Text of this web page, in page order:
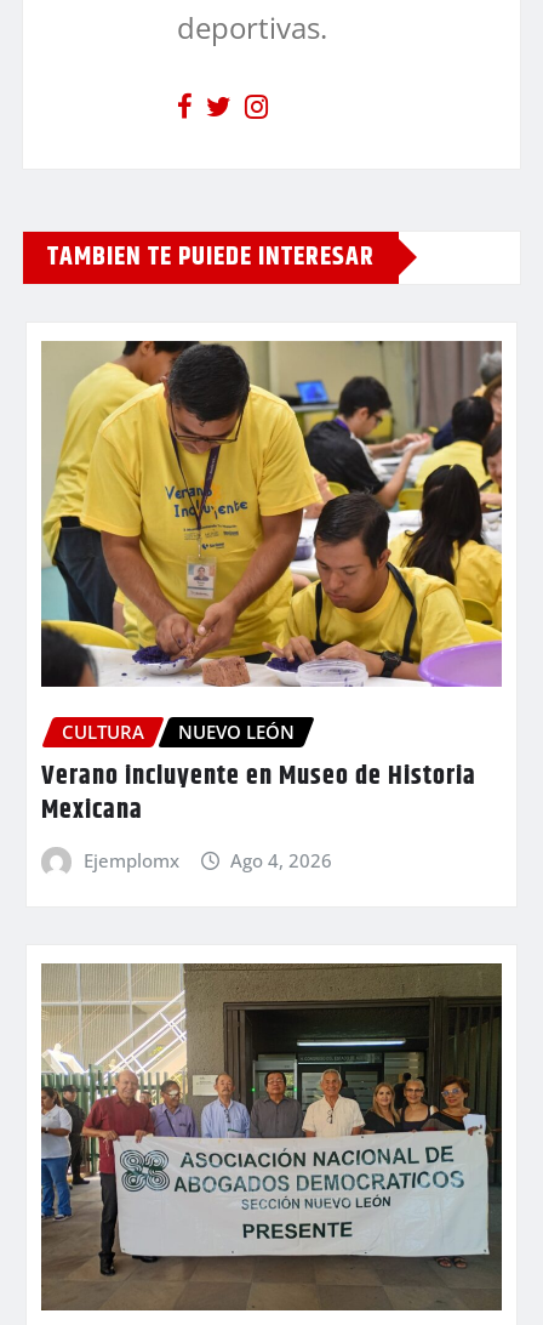
deportivas.
TAMBIEN TE PUIEDE INTERESAR
CULTURA NUEVO LEÓN
Verano incluyente en Museo de Historia
Mexicana
Ejemplomx Ago 4, 2026